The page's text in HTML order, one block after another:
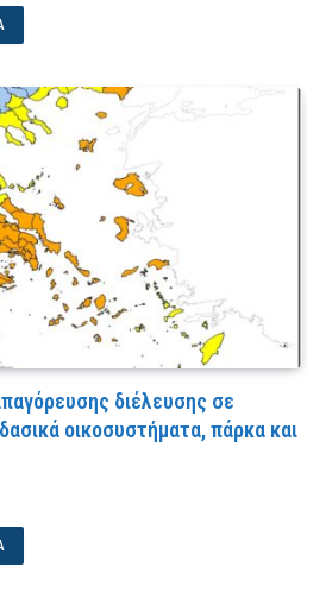
διέλευσης σε
οικοσυστήματα, πάρκα και